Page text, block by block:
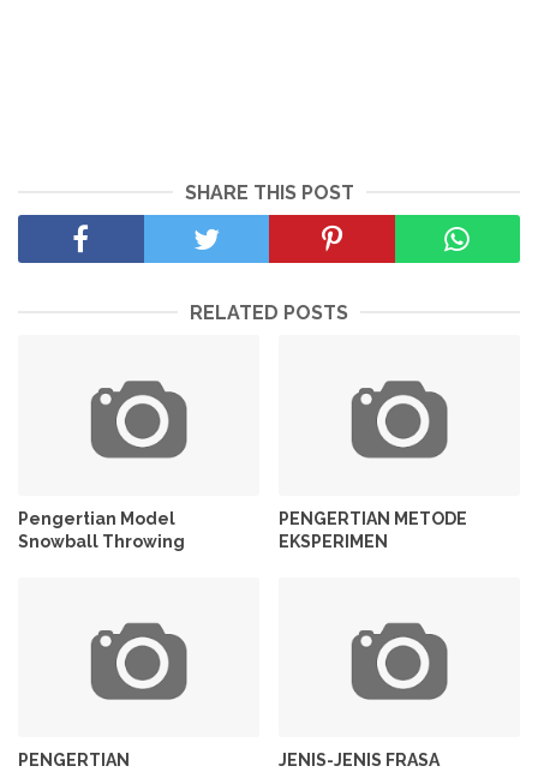
SHARE THIS POST
RELATED POSTS
Pengertian Model
Snowball Throwing
PENGERTIAN METODE
EKSPERIMEN
PENGERTIAN
JENIS-JENIS FRASA